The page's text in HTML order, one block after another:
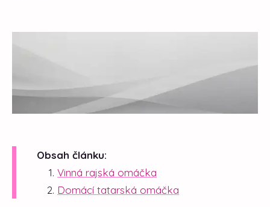
Obsah článku:
Vinná rajská omáčka
Domácí tatarská omáčka